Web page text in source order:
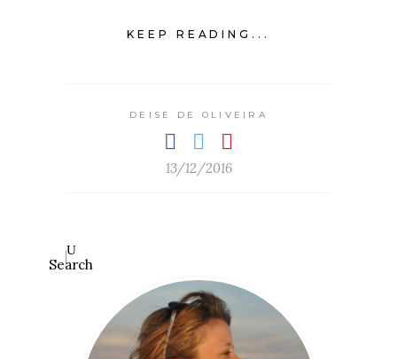
KEEP READING...
DEISE DE OLIVEIRA
13/12/2016
Search